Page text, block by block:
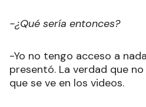
-¿Qué sería entonces?
-Yo no tengo acceso a
presentó. La verdad que
que se ve en los videos.